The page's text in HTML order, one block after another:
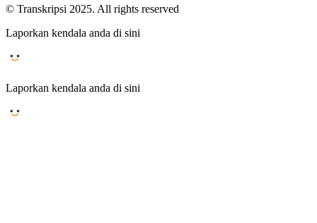
© Transkripsi 2025. All rights reserved
Laporkan kendala anda di sini
Laporkan kendala anda di sini